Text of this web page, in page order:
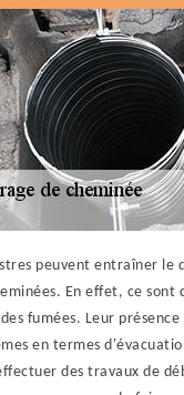
peuvent entraîner le
En effet, ce sont
des fumées. Leur
en termes
des travaux de